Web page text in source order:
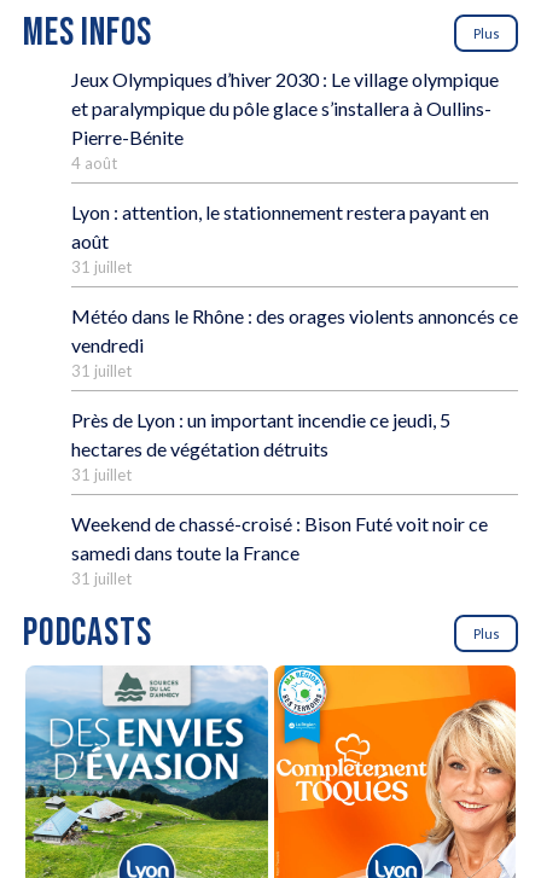
MES INFOS Plus
Jeux Olympiques d’hiver 2030 : Le village olympique
et paralympique du pôle glace s’installera à Oullins-
Pierre-Bénite
4 août
Lyon : attention, le stationnement restera payant en
août
31 juillet
Météo dans le Rhône : des orages violents annoncés ce
vendredi
31 juillet
Près de Lyon : un important incendie ce jeudi, 5
hectares de végétation détruits
31 juillet
Weekend de chassé-croisé : Bison Futé voit noir ce
samedi dans toute la France
31 juillet
PODCASTS Plus